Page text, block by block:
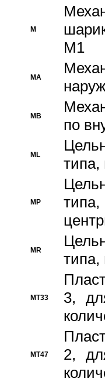
M
M1
MA
MB
по
ML
типа,
MP
MR
MT33
3,
MT47
2,